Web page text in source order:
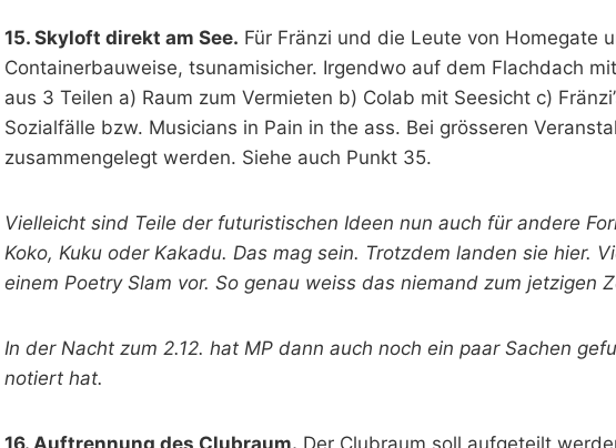
15. Skyloft direkt am See. Für Fränzi und die Leute von Homegate
Containerbauweise, tsunamisicher. Irgendwo auf dem Flachdach
aus 3 Teilen a) Raum zum Vermieten b) Colab mit Seesicht c)
Sozialfälle bzw. Musicians in Pain in the ass. Bei grösseren
zusammengelegt werden. Siehe auch Punkt 35.
Vielleicht sind Teile der futuristischen Ideen nun auch für andere
Koko, Kuku oder Kakadu. Das mag sein. Trotzdem landen sie hier.
einem Poetry Slam vor. So genau weiss das niemand zum jetzigen
In der Nacht zum 2.12. hat MP dann auch noch ein paar Sachen
notiert hat.
16. Auftrennung des Clubraum. Der Clubraum soll aufgeteilt